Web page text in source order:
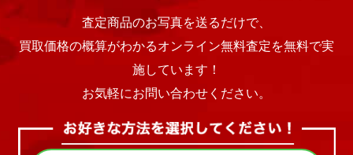
査定商品のお写真を送るだけで、
買取価格の概算がわかるオンライン無料査定を無料で実
施しています！
お気軽にお問い合わせください。